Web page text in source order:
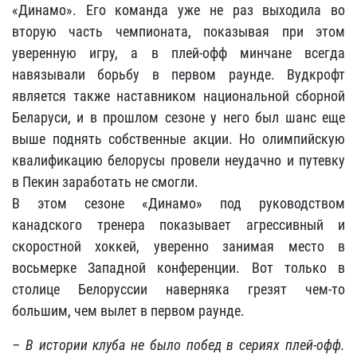
«Динамо». Его команда уже не раз выходила во
вторую часть чемпионата, показывая при этом
уверенную игру, а в плей-офф минчане всегда
навязывали борьбу в первом раунде. Вудкрофт
является также наставником национальной сборной
Беларуси, и в прошлом сезоне у него был шанс еще
выше поднять собственные акции. Но олимпийскую
квалификацию белорусы провели неудачно и путевку
в Пекин заработать не смогли.
В этом сезоне «Динамо» под руководством
канадского тренера показывает агрессивный и
скоростной хоккей, уверенно занимая место в
восьмерке Западной конференции. Вот только в
столице Белоруссии наверняка грезят чем-то
большим, чем вылет в первом раунде.
– В истории клуба не было побед в сериях плей-офф.